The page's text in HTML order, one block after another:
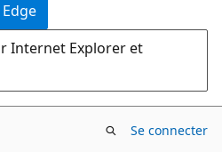
Internet Explorer et
Se connecter